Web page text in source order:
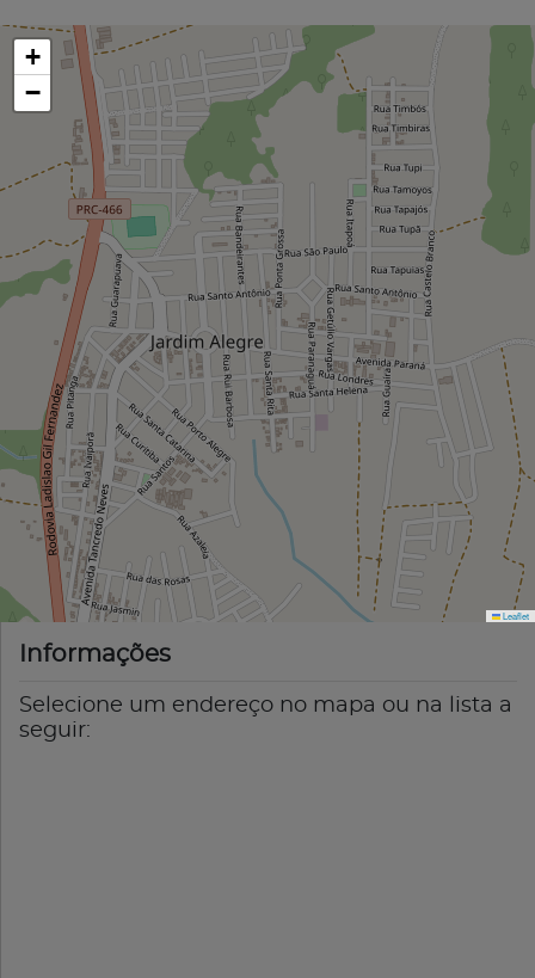
+
−
Leaflet
Informações
Selecione um endereço no mapa ou na lista a
seguir: